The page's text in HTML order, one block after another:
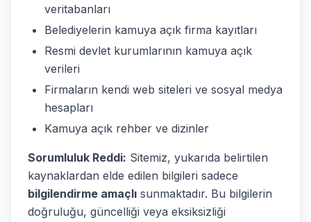
veritabanları
Belediyelerin kamuya açık firma kayıtları
Resmi devlet kurumlarının kamuya açık
verileri
Firmaların kendi web siteleri ve sosyal medya
hesapları
Kamuya açık rehber ve dizinler
Sorumluluk Reddi: Sitemiz, yukarıda belirtilen
kaynaklardan elde edilen bilgileri sadece
bilgilendirme amaçlı sunmaktadır. Bu bilgilerin
doğruluğu, güncelliği veya eksiksizliği